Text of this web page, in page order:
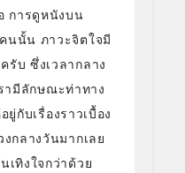
การดูหนังบน
นนั้น ภาวะจิตใจมี
รับ ซึ่งเวลากลาง
ามีลักษณะท่าทาง
กับเรื่องราวเบื้อง
กลางวันมากเลย
ทิงใจกว่าด้วย